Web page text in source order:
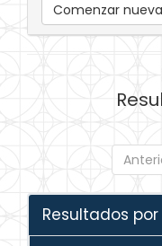
Comenzar
Resultados